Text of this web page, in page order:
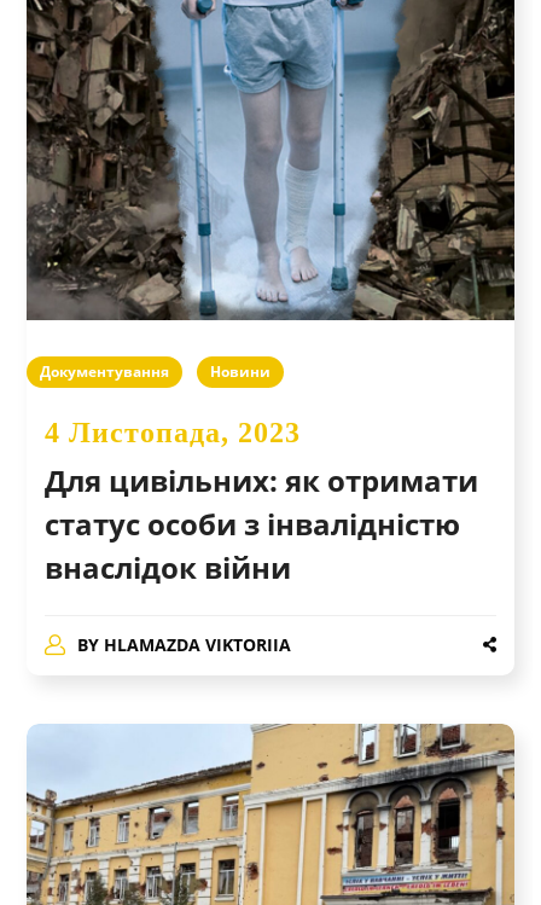
Документування Новини
4 Листопада, 2023
Для цивільних: як отримати
статус особи з інвалідністю
внаслідок війни
BY HLAMAZDA VIKTORIIA